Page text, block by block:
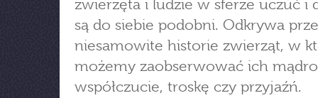
zwierzęta i ludzie w sferze uczuć i
są do siebie podobni. Odkrywa
niesamowite historie zwierząt, w
możemy zaobserwować ich
współczucie, troskę czy przyjaźń.